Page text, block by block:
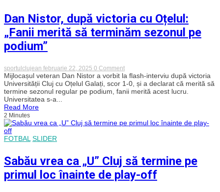
Cel
mai
bun
patron
avut”
până
acum”
Dan Nistor, după victoria cu Oțelul:
„Fanii merită să terminăm sezonul pe
podium”
sportulclujean februarie 22, 2025 0 Commenton
Dan
Nistor,
după
victoria
merită
podium”
Mijlocașul veteran Dan Nistor a vorbit la flash-interviu după victoria
Universității Cluj cu Oțelul Galați, scor 1-0, și a declarat că merită să
termine sezonul regular pe podium, fanii merită acest lucru.
Universitatea s-a...
Read More
2 Minutes
FOTBAL SLIDER
Sabău vrea ca „U” Cluj să termine pe
primul loc înainte de play-off